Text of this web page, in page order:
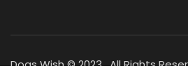
Dogs Wish © 2023 . All Rights